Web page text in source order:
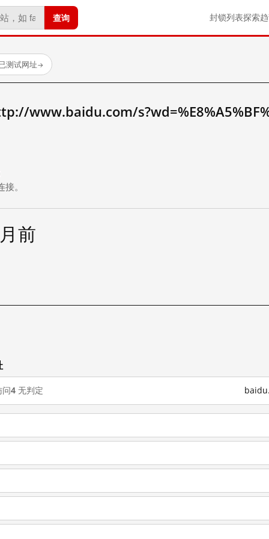
查询 封锁列表探索
测试网址→
www.baidu.com/
。
前
问4 无判定